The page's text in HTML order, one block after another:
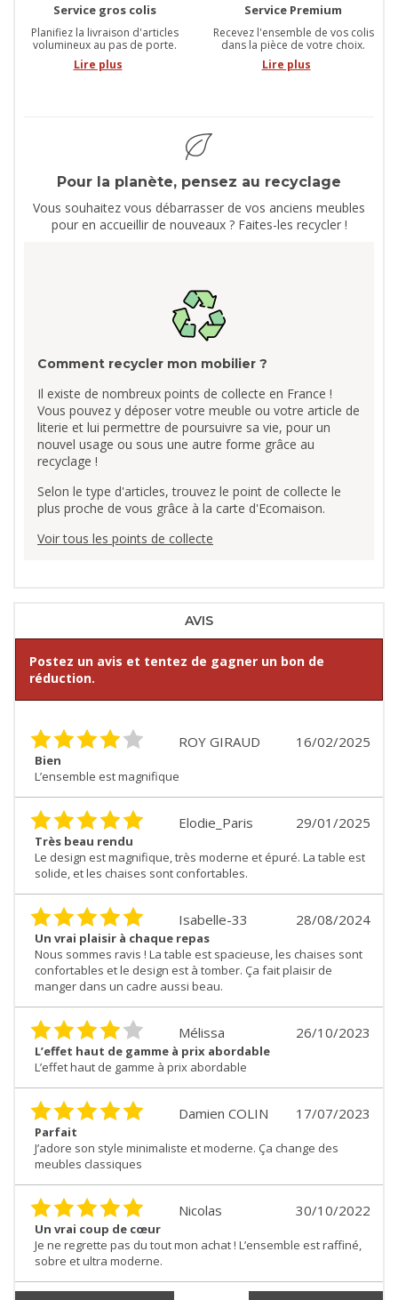
Service gros colis
Planifiez la livraison d'articles
volumineux au pas de porte.
Lire plus
Service Premium
Recevez l'ensemble de vos colis
dans la pièce de votre choix.
Lire plus
Pour la planète, pensez au recyclage
Vous souhaitez vous débarrasser de vos anciens meubles
pour en accueillir de nouveaux ? Faites-les recycler !
Comment recycler mon mobilier ?
Il existe de nombreux points de collecte en France !
Vous pouvez y déposer votre meuble ou votre article de
literie et lui permettre de poursuivre sa vie, pour un
nouvel usage ou sous une autre forme grâce au
recyclage !
Selon le type d'articles, trouvez le point de collecte le
plus proche de vous grâce à la carte d'Ecomaison.
Voir tous les points de collecte
AVIS
Postez un avis et tentez de gagner un bon de
réduction.
16/02/2025
ROY GIRAUD
Bien
L’ensemble est magnifique
29/01/2025
Elodie_Paris
Très beau rendu
Le design est magnifique, très moderne et épuré. La table est
solide, et les chaises sont confortables.
28/08/2024
Isabelle-33
Un vrai plaisir à chaque repas
Nous sommes ravis ! La table est spacieuse, les chaises sont
confortables et le design est à tomber. Ça fait plaisir de
manger dans un cadre aussi beau.
26/10/2023
Mélissa
L’effet haut de gamme à prix abordable
L’effet haut de gamme à prix abordable
17/07/2023
Damien COLIN
Parfait
J’adore son style minimaliste et moderne. Ça change des
meubles classiques
30/10/2022
Nicolas
Un vrai coup de cœur
Je ne regrette pas du tout mon achat ! L’ensemble est raffiné,
sobre et ultra moderne.